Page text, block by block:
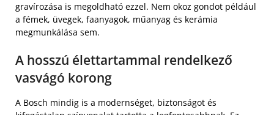
gravírozása is megoldható ezzel. Nem okoz gondot például
a fémek, üvegek, faanyagok, műanyag és kerámia
megmunkálása sem.
A hosszú élettartammal rendelkező
vasvágó korong
A Bosch mindig is a modernséget, biztonságot és